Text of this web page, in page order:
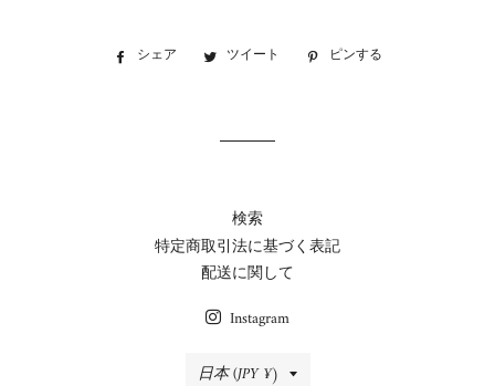
シェア
Facebookツイート
Twitter ピンする
検索
特定商取引法に基づく表記
配送に関して
Instagram
国/
日本 (JPY ¥)